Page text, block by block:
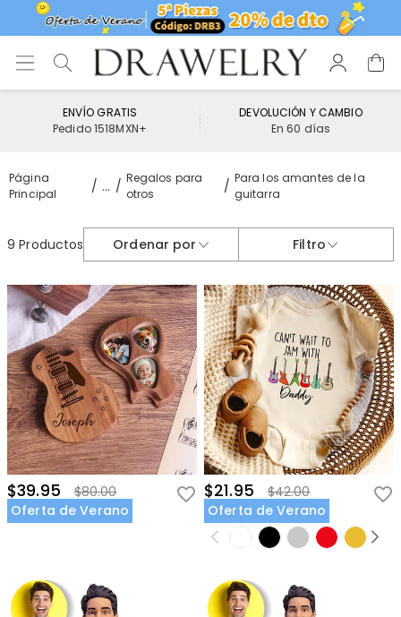
ENVÍO GRATIS
Pedido 1518MXN+
DEVOLUCIÓN Y CAMBIO
En 60 días
Página
Principal
...
Regalos para
otros
Para los amantes de la
guitarra
9 Productos Ordenar por Filtro
$39.95
$80.00
Oferta de Verano
$21.95
$42.00
Oferta de Verano